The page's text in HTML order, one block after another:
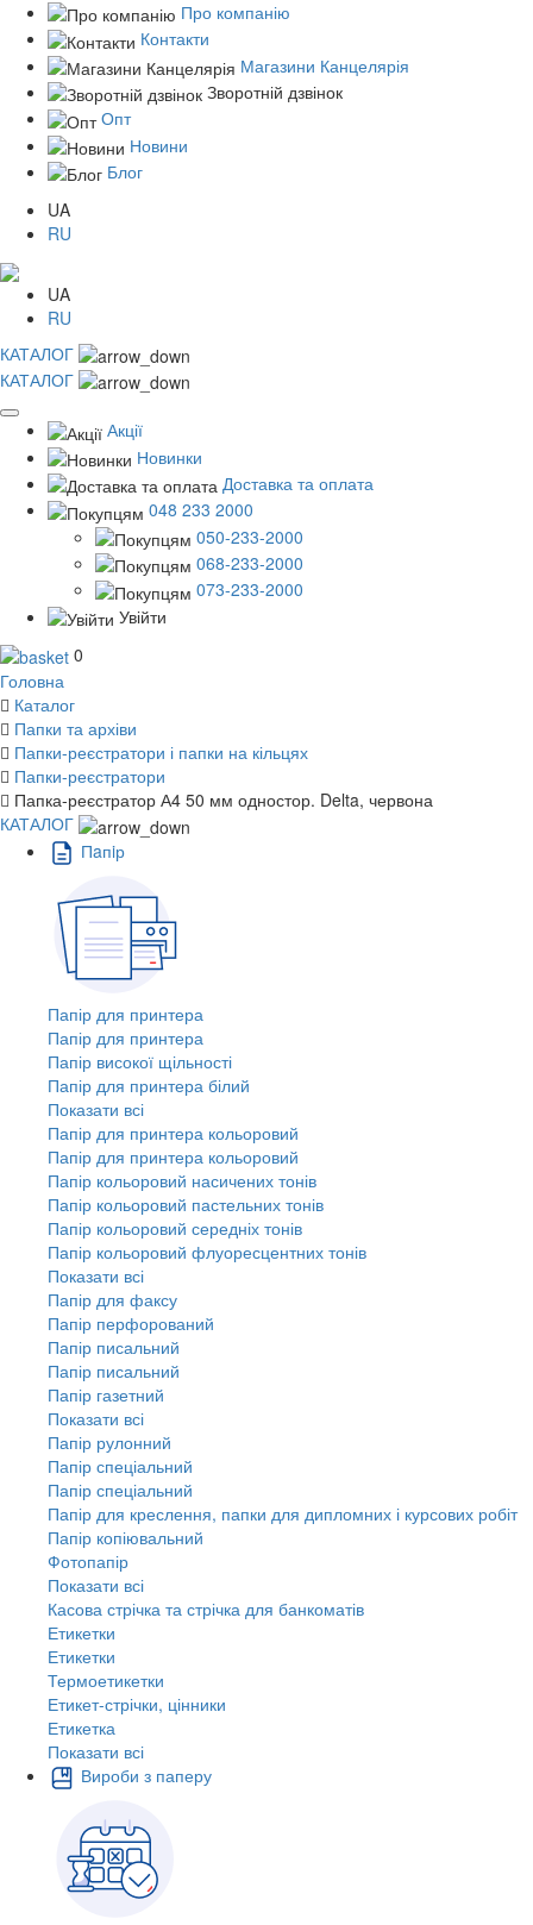
Про компанію
Контакти
Магазини Канцелярія
Зворотній дзвінок
Опт
Новини
Блог
UA
RU
UA
RU
КАТАЛОГ
КАТАЛОГ
Акції
Новинки
Доставка та оплата
048 233 2000
050-233-2000
068-233-2000
073-233-2000
Увійти
0
Головна
Каталог
Папки та архіви
Папки-реєстратори і папки на кільцях
Папки-реєстратори
Папка-реєстратор А4 50 мм одностор. Delta, червона
КАТАЛОГ
Пaпiр
Папір для принтера
Папір для принтера
Папір високої щільності
Папір для принтера білий
Показати всі
Папір для принтера кольоровий
Папір для принтера кольоровий
Папір кольоровий насичених тонів
Папір кольоровий пастельних тонів
Папір кольоровий середніх тонів
Папір кольоровий флуоресцентних тонів
Показати всі
Папір для факсу
Папір перфорований
Папір писальний
Папір писальний
Папір газетний
Показати всі
Папір рулонний
Папір спеціальний
Папір спеціальний
Папір для креслення, папки для дипломних і курсових робіт
Папір копіювальний
Фотопапір
Показати всі
Касова стрічка та стрічка для банкоматів
Етикетки
Етикетки
Термоетикетки
Етикет-стрічки, цінники
Етикетка
Показати всі
Вироби з паперу